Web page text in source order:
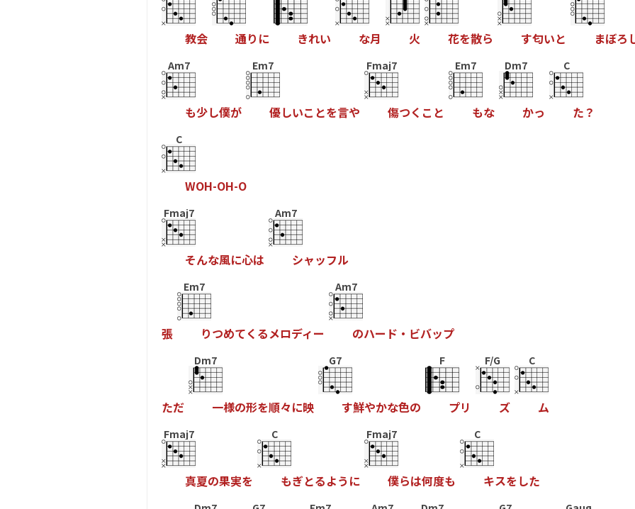
教会 通り に きれい な月 火 花を散ら す匂いと まぼろ
Am7
も少し僕が
Em7
優しいこ とを言や
Fmaj7
傷つく こ と
Em7
もな
Dm7
かっ
C
た ？
C
WOH-OH-O
Fmaj7
そんな風に心は
Am7
シャッフル
張
Em7
りつめてく るメロディー
Am7
のハー ド ・ ビバップ
ただ
Dm7
一様の形を順々に映
G7
す鮮やかな色の
F
プリ
F/G
ズ
C
ム
Fmaj7
真夏の果実を
C
もぎとるよう に
Fmaj7
僕らは何度も
C
キスをした